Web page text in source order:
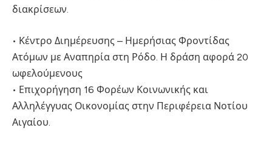
διακρίσεων.
• Κέντρο Διημέρευσης – Ημερήσιας Φροντίδας
Ατόμων με Αναπηρία στη Ρόδο. Η δράση αφορά 20
ωφελούμενους
• Επιχορήγηση 16 Φορέων Κοινωνικής και
Αλληλέγγυας Οικονομίας στην Περιφέρεια Νοτίου
Αιγαίου.